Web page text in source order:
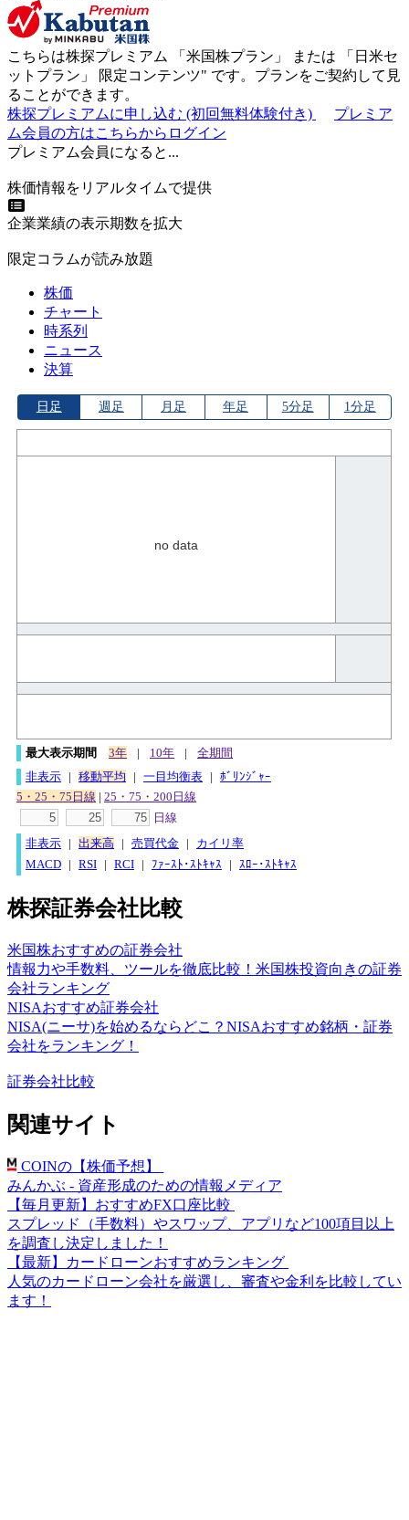
こちらは株探プレミアム 「 米国株プラン 」 または 「 日米セ
ットプラン 」 限定コンテンツ" です。プランをご契約して見
ることができます。
株探プレミアムに申し込む (初回無料体験付き)
プレミア
ム会員の方はこちらからログイン
プレミアム会員になると...
株価情報をリアルタイムで提供
企業業績の表示期数を拡大
限定コラムが読み放題
株価
チャート
時系列
ニュース
決算
日足 週足 月足 年足 5分足 1分足
no data
最大表示期間 3年 | 10年 |
全期間
非表示 | 移動平均 | 一目均衡表 | ﾎﾞﾘﾝｼﾞｬｰ
5・25・75日線 | 25・75・200日線
日線
非表示 | 出来高 | 売買代金 |
カイリ率
MACD | RSI | RCI | ﾌｧｰｽﾄ･ｽﾄｷｬｽ | ｽﾛｰ･ｽﾄｷｬｽ
株探証券会社比較
米国株おすすめの証券会社
情報力や手数料、ツールを徹底比較！米国株投資向きの証券
会社ランキング
NISAおすすめ証券会社
NISA(ニーサ)を始めるならどこ？NISAおすすめ銘柄・証券
会社をランキング！
証券会社比較
関連サイト
COINの【株価予想】
みんかぶ - 資産形成のための情報メディア
【毎月更新】おすすめFX口座比較
スプレッド（手数料）やスワップ、アプリなど100項目以上
を調査し決定しました！
【最新】カードローンおすすめランキング
人気のカードローン会社を厳選し、審査や金利を比較してい
ます！